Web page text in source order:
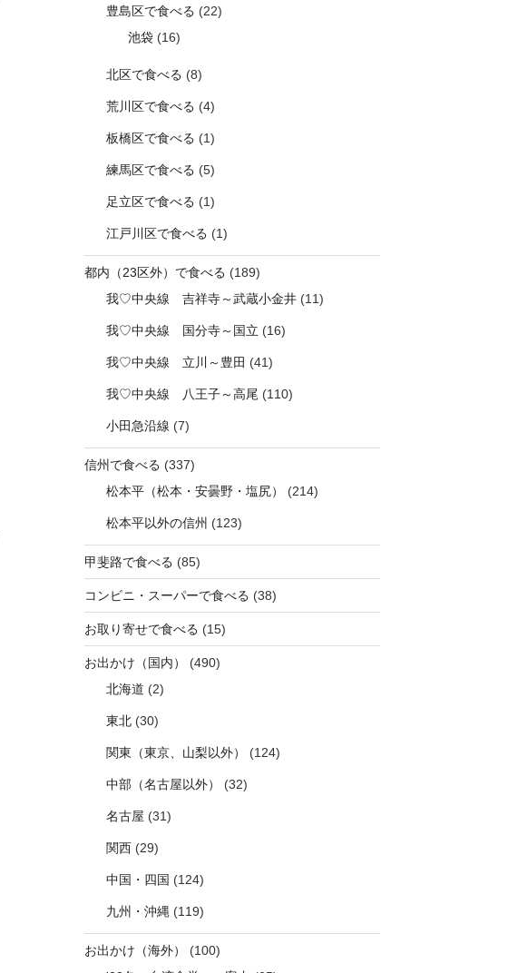
豊島区で食べる (22)
池袋 (16)
北区で食べる (8)
荒川区で食べる (4)
板橋区で食べる (1)
練馬区で食べる (5)
足立区で食べる (1)
江戸川区で食べる (1)
都内（23区外）で食べる (189)
我♡中央線 吉祥寺～武蔵小金井 (11)
我♡中央線 国分寺～国立 (16)
我♡中央線 立川～豊田 (41)
我♡中央線 八王子～高尾 (110)
小田急沿線 (7)
信州で食べる (337)
松本平（松本・安曇野・塩尻）
(214)
松本平以外の信州 (123)
甲斐路で食べる (85)
コンビニ・スーパーで食べる (38)
お取り寄せで食べる (15)
お出かけ（国内）
(490)
北海道 (2)
東北 (30)
関東（東京、山梨以外） (124)
中部（名古屋以外） (32)
名古屋 (31)
関西 (29)
中国・四国 (124)
九州・沖縄 (119)
お出かけ（海外）
(100)